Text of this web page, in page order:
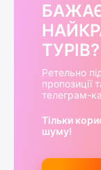
ТУРІВ?
Ретельно
пропозиції
телеграм-
Тільки
шуму!